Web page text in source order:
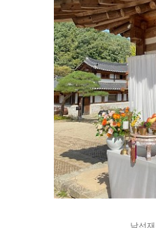
낙선